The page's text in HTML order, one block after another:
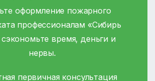
оформление пожарного
профессионалам «Сибирь
время, деньги и
нервы.
первичная консультация